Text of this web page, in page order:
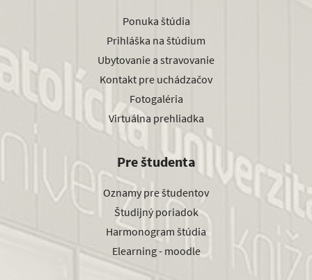
Ponuka štúdia
Prihláška na štúdium
Ubytovanie a stravovanie
Kontakt pre uchádzačov
Fotogaléria
Virtuálna prehliadka
Pre študenta
Oznamy pre študentov
Študijný poriadok
Harmonogram štúdia
Elearning - moodle